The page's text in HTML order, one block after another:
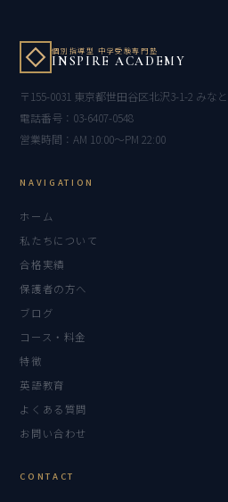
個別指導型 中学受験専門塾
INSPIRE ACADEMY
〒155-0031 東京都世田谷区北沢3-1-2 みな
電話番号：03-6407-0548
営業時間：AM 10:00〜PM 22:00
NAVIGATION
ホーム
私たちについて
合格実績
保護者の方へ
ブログ
コース・料金
特徴
英語教育
よくある質問
お問い合わせ
CONTACT